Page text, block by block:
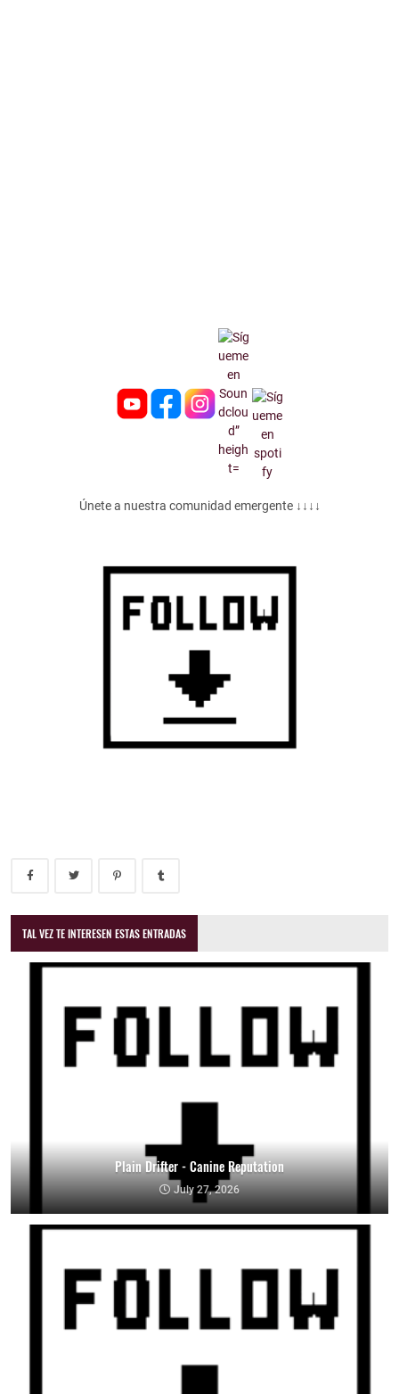
Únete a nuestra comunidad emergente ↓↓↓↓
TAL VEZ TE INTERESEN ESTAS ENTRADAS
Plain Drifter - Canine Reputation
July 27, 2026